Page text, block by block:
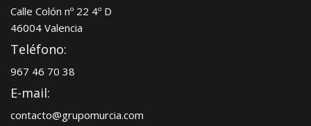
Calle Colón nº 22 4º D
46004 Valencia
Teléfono:
967 46 70 38
E-mail:
contacto@grupomurcia.com